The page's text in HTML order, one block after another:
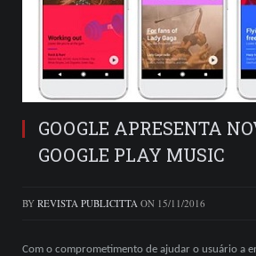
GOOGLE APRESENTA
GOOGLE PLAY MUSIC
BY REVISTA PUBLICITTA ON 15/11/2016
Com o comprometimento de ajudar o usuário a